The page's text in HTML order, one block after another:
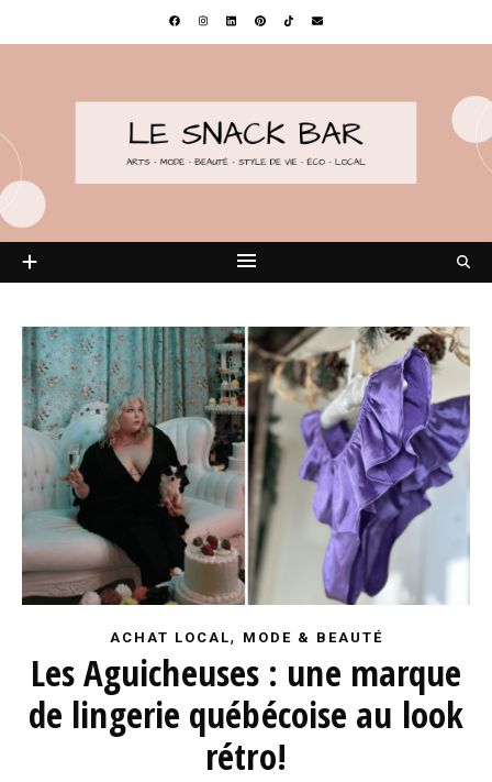
ACHAT LOCAL, MODE & BEAUTÉ
Les Aguicheuses : une marque
de lingerie québécoise au look
rétro!